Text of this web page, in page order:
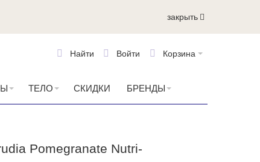
закрыть
Корзина
Войти
Найти
ТЕЛО СКИДКИ БРЕНДЫ
Pomegranate Nutri-